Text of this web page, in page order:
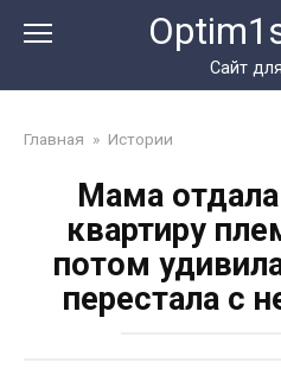
Сайт
Главная » Истории
Мама
квартиру
потом
перестала с